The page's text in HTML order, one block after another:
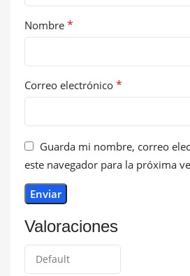
Valoraciones
Nombre *
Correo electrónico *
Guarda mi nombre, correo
este navegador para la próxima